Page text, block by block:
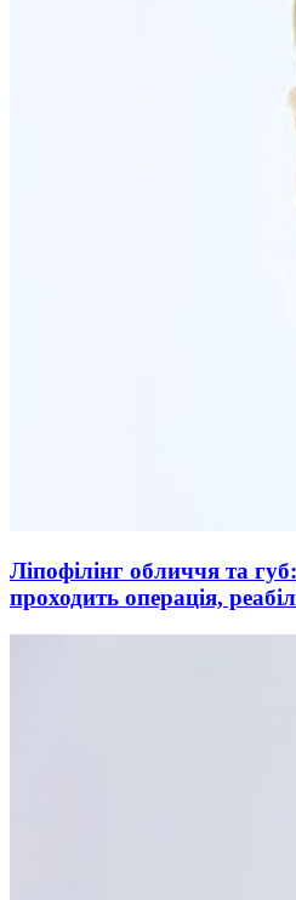
Ліпофілінг обличчя та
проходить операція,